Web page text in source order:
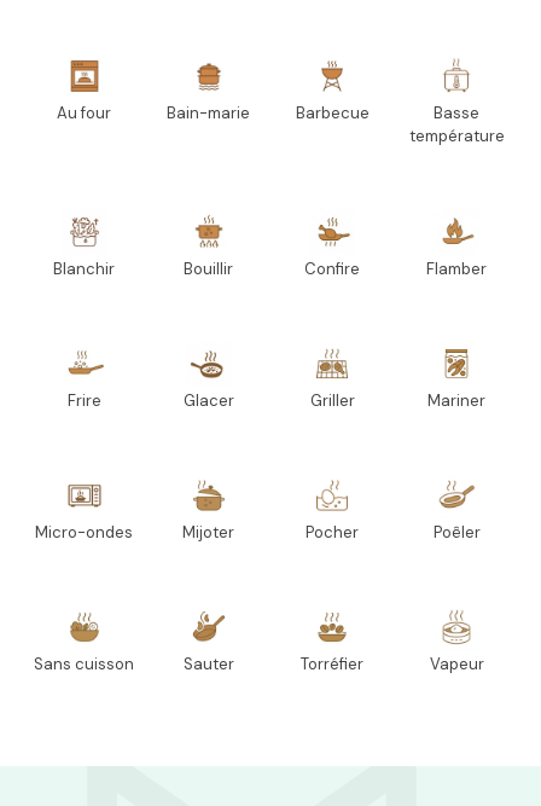
Au four Bain-marie Barbecue
Basse
température
Blanchir Bouillir Confire Flamber
Frire Glacer Griller Mariner
Micro-ondes Mijoter Pocher Poêler
Sans cuisson Sauter Torréfier Vapeur